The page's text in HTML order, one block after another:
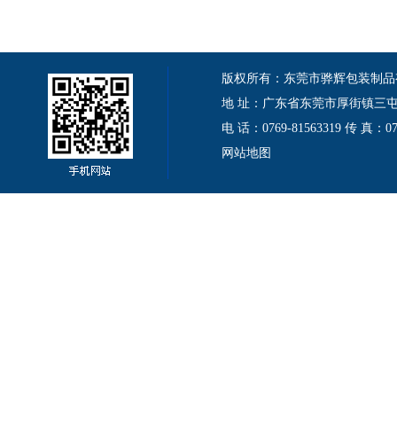
版权所有：东莞市骅辉包装制品
地 址：广东省东莞市厚街镇三
电 话：0769-81563319 传 真：
网站地图